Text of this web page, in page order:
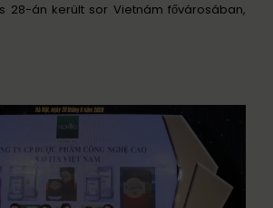
28-án került sor Vietnám fővárosában,